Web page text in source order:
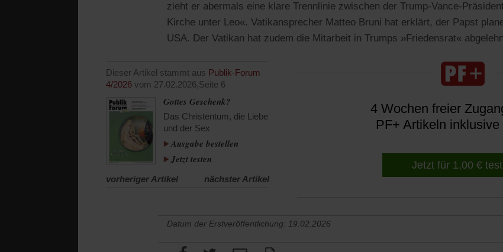
zieht er abermals eine klare Trennlinie zwischen der Trump-Vance-
Kirche unter Leo«. Vatikansprecher Matteo Bruni hat erklärt, der Papst
USA. Der Vatikan hat zudem die Mitarbeit in Trumps »Friedensrat«
Dieser Artikel stammt aus Publik-Forum
4/2026 vom 27.02.2026,Seite 6
Gottes Geschenk?
Das Christentum, die Liebe
und der Sex
Ausgabe bestellen
Jetzt testen
vorheriger Artikel nächster Artikel
4 Wochen freier
PF+ Artikeln
Jetzt für 1,00 €
Datum der Erstveröffentlichung: 19.02.2026